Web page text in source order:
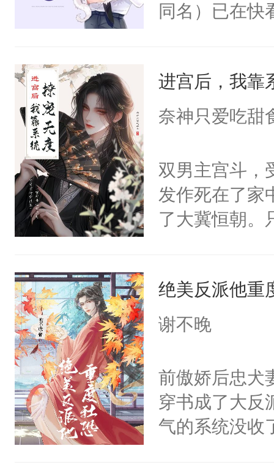
同名）已在快
成为所有白莲
I，他们决定
莲花可不止有
点脑袋，看着
常见问题一：
教科书版：“
母的微笑：“
留看着面前
人，突然醒悟
卫天还没亮，
腰：“陛下，
不好了！”“那
进宫后，我靠
奈神只爱吃甜
双男主宫斗，
发作死在了家
了大冀恒朝。
惜被人暗害，
绝。主神知晓
朝，一个从未
为三种性别。
构与男子相同
了一颗红色
绝美反派他重
谢不晚
前傲娇后忠犬
穿书成了大反
气的系统没收